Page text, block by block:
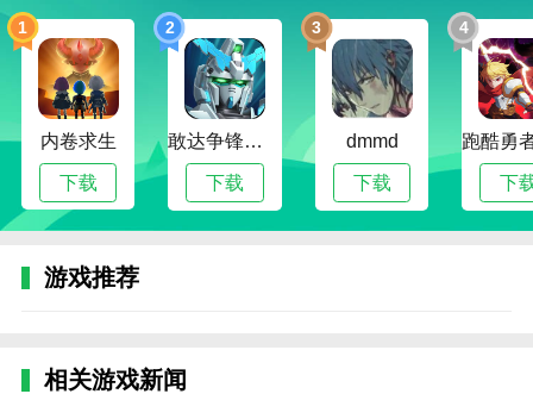
件都可以互动操作，感受仿佛在现实中动手修理；
2、多样的工程设备种类和随机故障系统，让每一
次维修任务都独一无二，富有挑战性；
3、细腻的3D画面与动态操作界面，呈现机械内部
构造的复杂美学，沉浸感十足；
4、自由度高的经营系统，玩家可以根据自身喜好
转变。
1、包含上百种真实机械部件与故障模型，玩家可
以逐步学习各类设备的运作原理和修理技巧；
1
内卷求生
下载
2
敢达争锋对决无限钻石版
下载
3
dmmd
下载
4
下
游戏推荐
相关游戏新闻